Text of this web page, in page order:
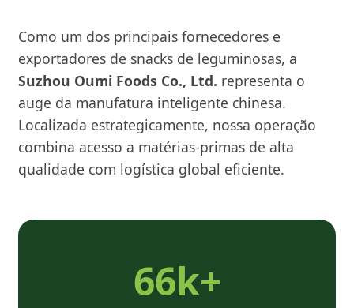
Como um dos principais fornecedores e
exportadores de snacks de leguminosas, a
Suzhou Oumi Foods Co., Ltd. representa o
auge da manufatura inteligente chinesa.
Localizada estrategicamente, nossa operação
combina acesso a matérias-primas de alta
qualidade com logística global eficiente.
66k+